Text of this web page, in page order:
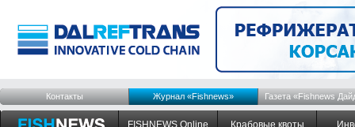
Контакты Журнал «Fishnews» Газета «Fishnews
FISHNEWS Online Крабовые квоты